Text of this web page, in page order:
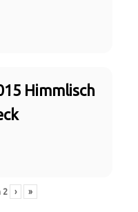
Himmlisch
2 › »